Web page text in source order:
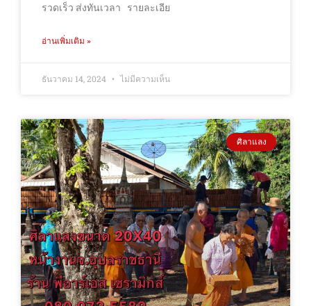
รวดเร็ว ส่งทันเวลา รายละเอีย
อ่านเพิ่มเติม »
ธันวาคม 14, 2024 ไม่มีความเห็น
ศิลาแลง